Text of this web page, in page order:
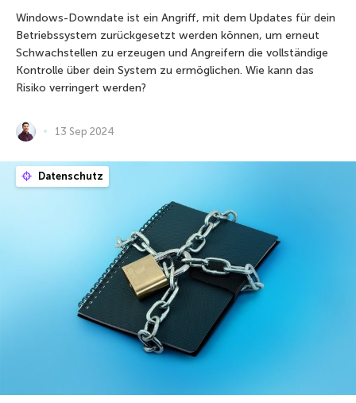
Windows-Downdate ist ein Angriff, mit dem Updates für dein
Betriebssystem zurückgesetzt werden können, um erneut
Schwachstellen zu erzeugen und Angreifern die vollständige
Kontrolle über dein System zu ermöglichen. Wie kann das
Risiko verringert werden?
13 Sep 2024
Datenschutz